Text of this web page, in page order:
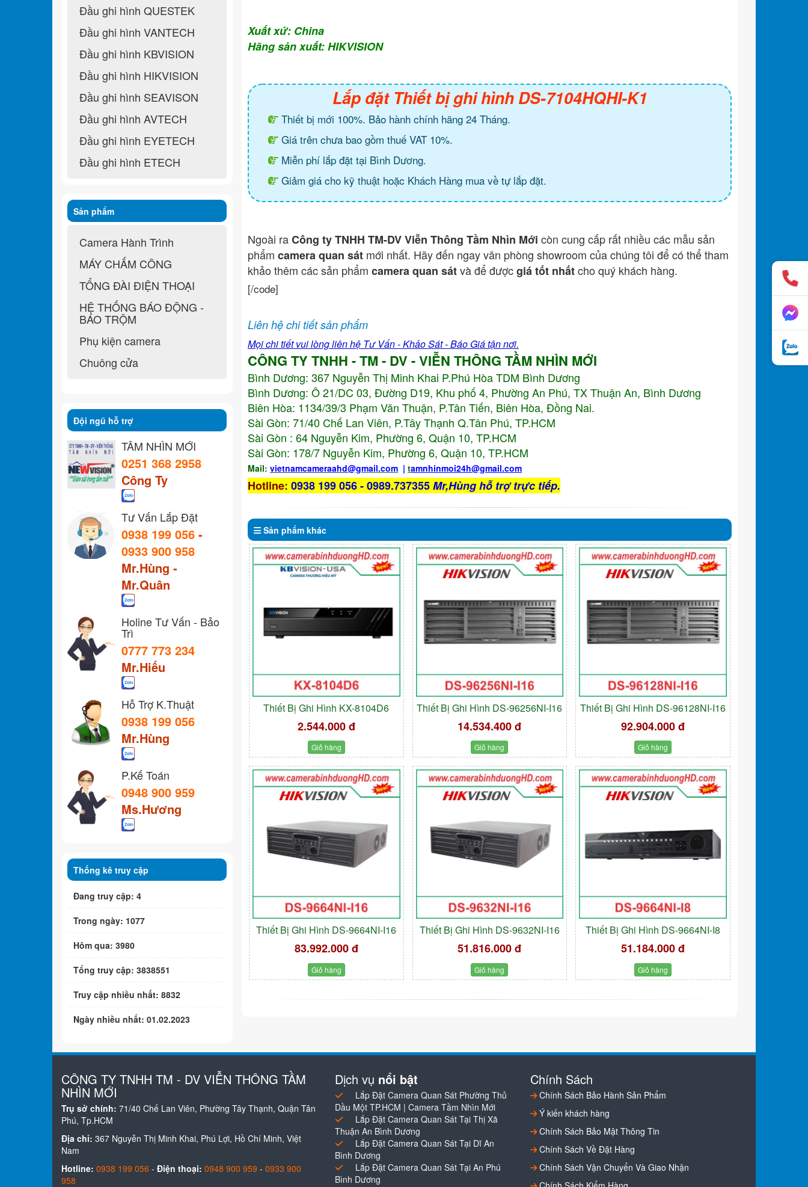
Xuất xứ: China
Hãng sản xuất: HIKVISION
Lắp đặt Thiết bị ghi hình DS-7104HQHI-K1
Thiết bị mới 100%. Bảo hành chính hãng 24 Tháng.
Giá trên chưa bao gồm thuế VAT 10%.
Miễn phí lắp đặt tại Bình Dương.
Giảm giá cho kỹ thuật hoặc Khách Hàng mua về tự lắp đặt.
Ngoài raCông ty TNHH TM-DV Viễn Thông Tầm Nhìn Mới còn cung cấp rất nhiều các mẫu sản
phẩm camera quan sát mới nhất. Hãy đến ngay văn phòng showroom của chúng tôi để có thể tham
khảo thêm các sản phẩm camera quan sátvà để đượcgiá tốt nhấtcho quý khách hàng.
[/code]
Liên hệ chi tiết sản phẩm
Mọi chi tiết vui lòng liên hệ Tư Vấn - Khảo Sát - Báo Giá tận nơi.
CÔNG TY TNHH - TM - DV - VIỄN THÔNG TẦM NHÌN MỚI
Bình Dương: 367 Nguyễn Thị Minh Khai P.Phú Hòa TDM Bình Dương
Bình Dương: Ô 21/DC 03, Đường D19, Khu phố 4, Phường An Phú, TX Thuận An, Bình Dương
Biên Hòa: 1134/39/3 Phạm Văn Thuận, P.Tân Tiến, Biên Hòa, Đồng Nai.
Sài Gòn: 71/40 Chế Lan Viên, P.Tây Thạnh Q.Tân Phú, TP.HCM
Sài Gòn : 64 Nguyễn Kim, Phường 6, Quận 10, TP.HCM
Sài Gòn: 178/7 Nguyễn Kim, Phường 6, Quận 10, TP.HCM
Mail: vietnamcameraahd@gmail.com | tamnhinmoi24h@gmail.com
Hotline: 0938 199 056 - 0989.737355Mr,Hùng hỗ trợ trực tiếp.
Sản phẩm khác
Thiết Bị Ghi Hình KX-8104D6
2.544.000 đ
Giỏ hàng
Thiết Bị Ghi Hình DS-96256NI-I16
14.534.400 đ
Giỏ hàng
Thiết Bị Ghi Hình DS-96128NI-I16
92.904.000 đ
Giỏ hàng
Thiết Bị Ghi Hình DS-9664NI-I16
83.992.000 đ
Giỏ hàng
Thiết Bị Ghi Hình DS-9632NI-I16
51.816.000 đ
Giỏ hàng
Thiết Bị Ghi Hình DS-9664NI-I8
51.184.000 đ
Giỏ hàng
Đầu ghi hình QUESTEK
Đầu ghi hình VANTECH
Đầu ghi hình KBVISION
Đầu ghi hình HIKVISION
Đầu ghi hình SEAVISON
Đầu ghi hình AVTECH
Đầu ghi hình EYETECH
Đầu ghi hình ETECH
Sản phẩm
Camera Hành Trình
MÁY CHẤM CÔNG
TỔNG ĐÀI ĐIỆN THOẠI
HỆ THỐNG BÁO ĐỘNG -
BÁO TRỘM
Phụ kiện camera
Chuông cửa
Đội ngũ hỗ trợ
TẦM NHÌN MỚI
0251 368 2958
Công Ty
Tư Vấn Lắp Đặt
0938 199 056 -
0933 900 958
Mr.Hùng -
Mr.Quân
Holine Tư Vấn - Bảo
Trì
0777 773 234
Mr.Hiếu
Hỗ Trợ K.Thuật
0938 199 056
Mr.Hùng
P.Kế Toán
0948 900 959
Ms.Hương
Thống kê truy cập
Đang truy cập: 4
Trong ngày: 1077
Hôm qua: 3980
Tổng truy cập: 3838551
Truy cập nhiều nhất: 8832
Ngày nhiều nhất: 01.02.2023
CÔNG TY TNHH TM - DV VIỄN THÔNG TẦM
NHÌN MỚI
Trụ sở chính: 71/40 Chế Lan Viên, Phường Tây Thạnh, Quận Tân
Phú, Tp.HCM
Địa chỉ: 367 Nguyễn Thị Minh Khai, Phú Lợi, Hồ Chí Minh, Việt
Nam
Hotline: 0938 199 056 - Điện thoại: 0948 900 959 - 0933 900
958
Dịch vụ nổi bật
Lắp Đặt Camera Quan Sát Phường Thủ
Dầu Một TP.HCM | Camera Tầm Nhìn Mới
Lắp Đặt Camera Quan Sát Tại Thị Xã
Thuận An Bình Dương
Lắp Đặt Camera Quan Sát Tại Dĩ An
Bình Dương
Lắp Đặt Camera Quan Sát Tại An Phú
Bình Dương
Chính Sách
Chính Sách Bảo Hành Sản Phẩm
Ý kiến khách hàng
Chính Sách Bảo Mật Thông Tin
Chính Sách Về Đặt Hàng
Chính Sách Vận Chuyển Và Giao Nhận